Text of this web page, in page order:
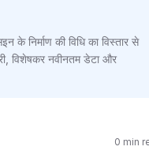
निर्माण की विधि का विस्तार से
विशेषकर नवीनतम डेटा और
0 min